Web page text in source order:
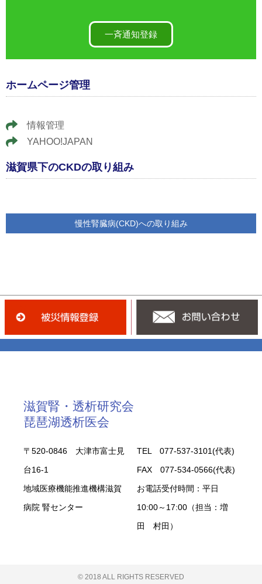
一斉通知登録
ホームページ管理
情報管理
YAHOO!JAPAN
滋賀県下のCKDの取り組み
慢性腎臓病(CKD)への取り組み
滋賀腎・透析研究会
琵琶湖透析医会
〒520-0846 大津市富士見
台16-1
地域医療機能推進機構滋賀
病院 腎センター
TEL 077-537-3101(代表)
FAX 077-534-0566(代表)
お電話受付時間：平日
10:00～17:00（担当：増
田 村田）
© 2018 ALL RIGHTS RESERVED​